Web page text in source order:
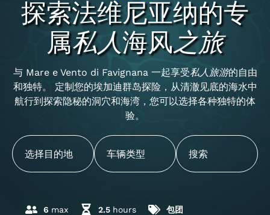
探索法维尼亚纳的专
属私人海风之旅
与 Mare e Vento di Favignana 一起享受私人旅游的自由
和独特。 定制您的埃加迪群岛探险，从清澈见底的海水中
航行到探索隐秘的洞穴和海湾，您可以选择各种独特的体
验。
6 max 2.5 hours 包团